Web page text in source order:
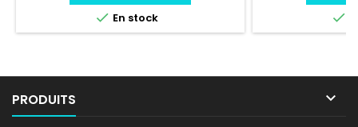
 En stock 
PRODUITS 